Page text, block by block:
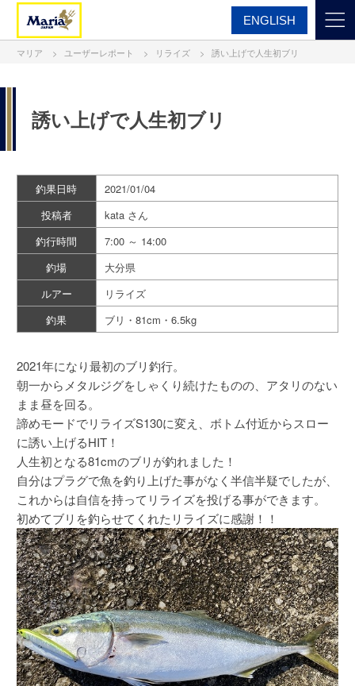
ENGLISH
マリア ユーザーレポート リライズ 誘い上げで人生初ブリ
誘い上げで人生初ブリ
釣果日時
2021/01/04
投稿者
kata さん
釣行時間
7:00 ～ 14:00
釣場
大分県
ルアー
リライズ
釣果
ブリ・81cm・6.5kg
2021年になり最初のブリ釣行。
朝一からメタルジグをしゃくり続けたものの、アタリのない
まま昼を回る。
諦めモードでリライズS130に変え、ボトム付近からスロー
に誘い上げるHIT！
人生初となる81cmのブリが釣れました！
自分はプラグで魚を釣り上げた事がなく半信半疑でしたが、
これからは自信を持ってリライズを投げる事ができます。
初めてブリを釣らせてくれたリライズに感謝！！